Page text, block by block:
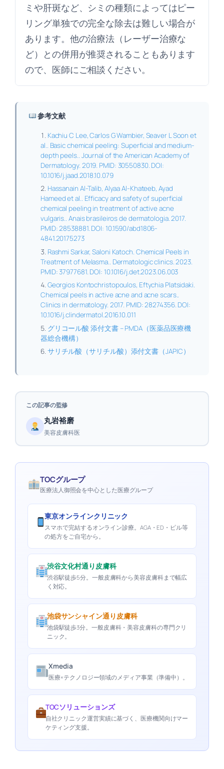
ミや肝斑など、シミの種類によってはピー
リング単独での完全な除去は難しい場合が
あります。他の治療法（レーザー治療な
ど）との併用が推奨されることもあります
ので、医師にご相談ください。
参考文献
Kachiu C Lee, Carlos G Wambier, Seaver L Soon et
al.. Basic chemical peeling: Superficial and medium-
depth peels.. Journal of the American Academy of
Dermatology. 2019. PMID: 30550830. DOI:
10.1016/j.jaad.2018.10.079
Hassanain Al-Talib, Alyaa Al-Khateeb, Ayad
Hameed et al.. Efficacy and safety of superficial
chemical peeling in treatment of active acne
vulgaris.. Anais brasileiros de dermatologia. 2017.
PMID: 28538881. DOI: 10.1590/abd1806-
4841.20175273
Rashmi Sarkar, Saloni Katoch. Chemical Peels in
Treatment of Melasma.. Dermatologic clinics. 2023.
PMID: 37977681. DOI: 10.1016/j.det.2023.06.003
Georgios Kontochristopoulos, Eftychia Platsidaki.
Chemical peels in active acne and acne scars..
Clinics in dermatology. 2017. PMID: 28274356. DOI:
10.1016/j.clindermatol.2016.10.011
グリコール酸 添付文書 – PMDA（医薬品医療機
器総合機構）
サリチル酸（サリチル酸）添付文書（JAPIC）
この記事の監修
丸岩裕磨
美容皮膚科医
TOCグループ
医療法人御照会を中心とした医療グループ
東京オンラインクリニック
スマホで完結するオンライン診療。AGA・ED・ピル等
の処方をご自宅から。
渋谷文化村通り皮膚科
渋谷駅徒歩5分。一般皮膚科から美容皮膚科まで幅広
く対応。
池袋サンシャイン通り皮膚科
池袋駅徒歩3分。一般皮膚科・美容皮膚科の専門クリ
ニック。
Xmedia
医療×テクノロジー領域のメディア事業（準備中）。
TOCソリューションズ
自社クリニック運営実績に基づく、医療機関向けマー
ケティング支援。